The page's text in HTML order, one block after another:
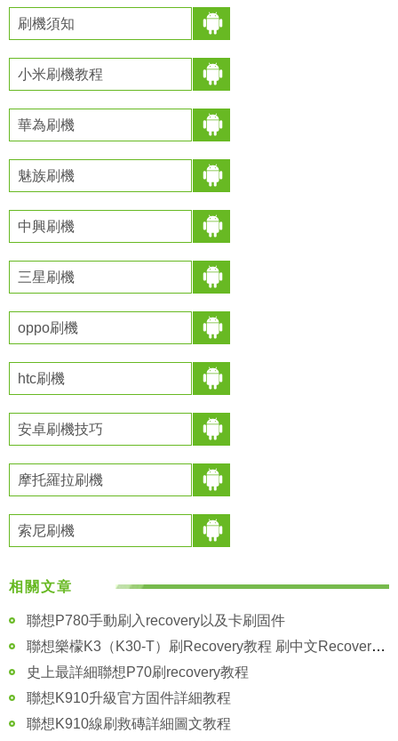
下載，在這時整理一下大家就可
刷機須知
小米刷機教程
華為刷機
魅族刷機
中興刷機
三星刷機
oppo刷機
htc刷機
安卓刷機技巧
摩托羅拉刷機
索尼刷機
相關文章
聯想P780手動刷入recovery以及卡刷固件
聯想樂檬K3（K30-T）刷Recovery教程 刷中文Recovery教程
史上最詳細聯想P70刷recovery教程
聯想K910升級官方固件詳細教程
聯想K910線刷救磚詳細圖文教程